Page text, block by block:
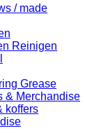
/ made
Reinigen
Grease
& Merchandise
koffers